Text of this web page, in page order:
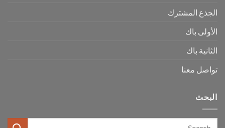
الجذع المشترك
الأولى باك
الثانية باك
تواصل معنا
البحث